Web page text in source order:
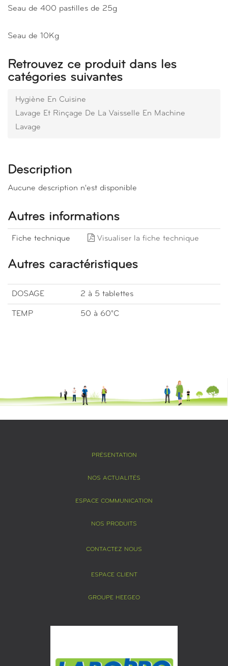
Seau de 400 pastilles de 25g
Seau de 10Kg
Retrouvez ce produit dans les
catégories suivantes
Hygiène En Cuisine
Lavage Et Rinçage De La Vaisselle En Machine
Lavage
Description
Aucune description n'est disponible
Autres informations
Fiche technique Visualiser la fiche technique
Autres caractéristiques
DOSAGE 2 à 5 tablettes
TEMP 50 à 60°C
PRÉSENTATION
NOS ACTUALITÉS
ESPACE COMMUNICATION
NOS PRODUITS
CONTACTEZ NOUS
ESPACE CLIENT
GROUPE HEEGEO